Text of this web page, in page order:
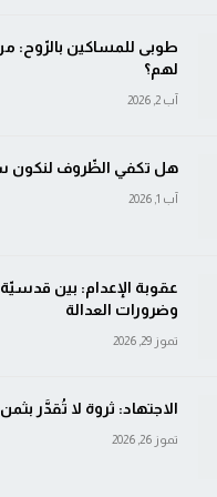
طوبى للمساكين بالرّوح:
لهم؟
آب 2, 2026
هل تكفي الظّروف لنكون
آب 1, 2026
عقوبة الإعدام: بين قدسيّة
وضرورات العدالة
تموز 29, 2026
الاجتهاد: ثروة لا تُقدَّر بثمن
تموز 26, 2026